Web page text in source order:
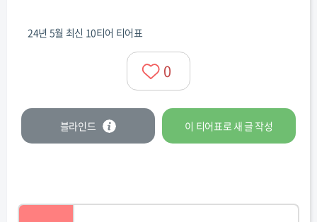
24년 5월 최신 10티어 티어표
0
블라인드 이 티어표로 새 글 작성